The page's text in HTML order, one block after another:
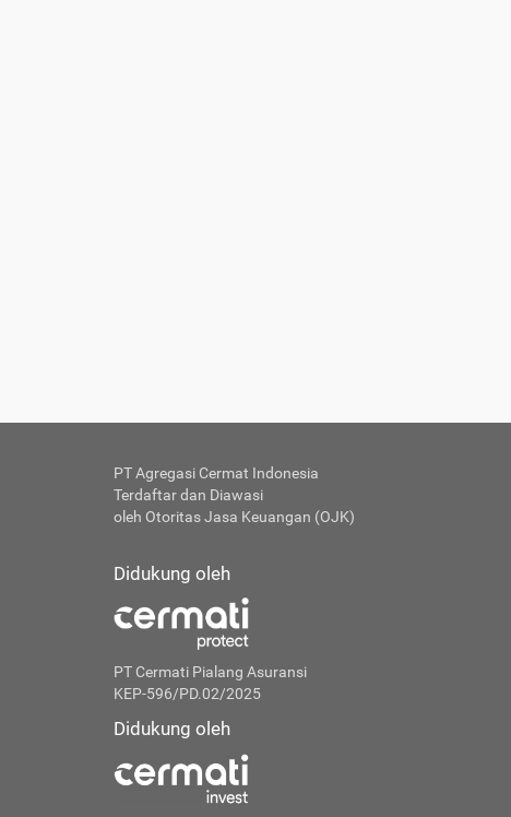
PT Agregasi Cermat Indonesia
Terdaftar dan Diawasi
oleh Otoritas Jasa Keuangan (OJK)
Didukung oleh
PT Cermati Pialang Asuransi
KEP-596/PD.02/2025
Didukung oleh